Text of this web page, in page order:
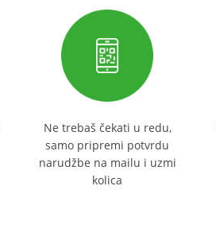
Ne trebaš čekati u redu,
samo pripremi potvrdu
narudžbe na mailu i uzmi
kolica